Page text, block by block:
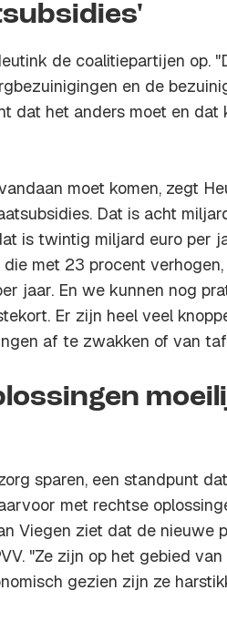
de coalitiepartijen op.
en de
dat het anders moet en dat
moet komen, zegt
Dat is acht
is twintig miljard euro per
met 23 procent
jaar. En we kunnen nog
Er zijn heel veel
af te zwakken of van
sparen, een standpunt
met rechtse
Viegen ziet dat de nieuwe
"Ze zijn op het gebied van
gezien zijn ze